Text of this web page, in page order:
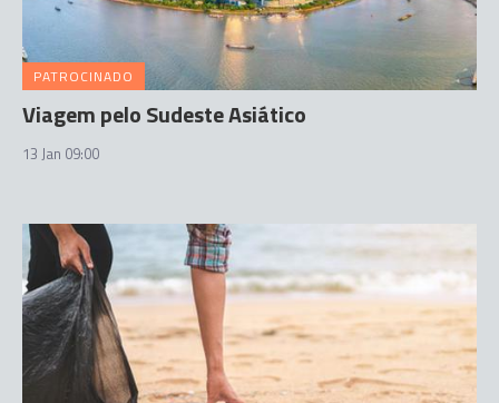
PATROCINADO
Viagem pelo Sudeste Asiático
13 Jan 09:00